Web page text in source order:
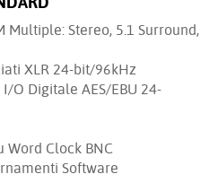
Multiple: Stereo, 5.1 Surround,
XLR 24-bit/96kHz
O Digitale AES/EBU 24-
Clock BNC
Software